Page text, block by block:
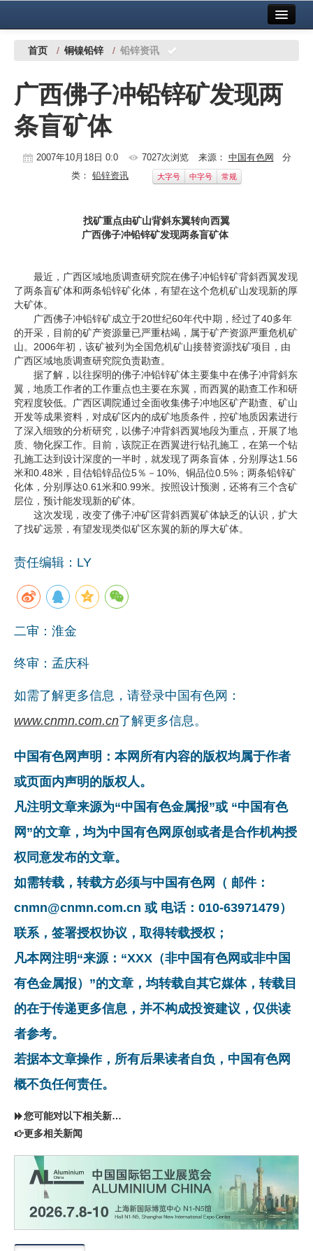
中国有色金属报社主办 广告服务
铜镍铅锌
铝
稀有稀土
地矿 建设
党建工作
企业文化
《资源再生》杂志
行情报价
数字报
首页 / 铜镍铅锌 / 铅锌资讯
广西佛子冲铅锌矿发现两
条盲矿体
2007年10月18日 0:0 7027次浏览 来源： 中国有色网 分
类： 铅锌资讯 大字号 中字号 常规
找矿重点由矿山背斜东翼转向西翼
广西佛子冲铅锌矿发现两条盲矿体
最近，广西区域地质调查研究院在佛子冲铅锌矿背斜西翼发现
了两条盲矿体和两条铅锌矿化体，有望在这个危机矿山发现新的厚
大矿体。
广西佛子冲铅锌矿成立于20世纪60年代中期，经过了40多年
的开采，目前的矿产资源量已严重枯竭，属于矿产资源严重危机矿
山。2006年初，该矿被列为全国危机矿山接替资源找矿项目，由
广西区域地质调查研究院负责勘查。
据了解，以往探明的佛子冲铅锌矿体主要集中在佛子冲背斜东
翼，地质工作者的工作重点也主要在东翼，而西翼的勘查工作和研
究程度较低。广西区调院通过全面收集佛子冲地区矿产勘查、矿山
开发等成果资料，对成矿区内的成矿地质条件，控矿地质因素进行
了深入细致的分析研究，以佛子冲背斜西翼地段为重点，开展了地
质、物化探工作。目前，该院正在西翼进行钻孔施工，在第一个钻
孔施工达到设计深度的一半时，就发现了两条盲体，分别厚达1.56
米和0.48米，目估铅锌品位5％－10%、铜品位0.5%；两条铅锌矿
化体，分别厚达0.61米和0.99米。按照设计预测，还将有三个含矿
层位，预计能发现新的矿体。
这次发现，改变了佛子冲矿区背斜西翼矿体缺乏的认识，扩大
了找矿远景，有望发现类似矿区东翼的新的厚大矿体。
责任编辑：LY
二审：淮金
终审：孟庆科
如需了解更多信息，请登录中国有色网：
www.cnmn.com.cn了解更多信息。
中国有色网声明：本网所有内容的版权均属于作者
或页面内声明的版权人。
凡注明文章来源为“中国有色金属报”或 “中国有色
网”的文章，均为中国有色网原创或者是合作机构授
权同意发布的文章。
如需转载，转载方必须与中国有色网（ 邮件：
cnmn@cnmn.com.cn 或 电话：010-63971479）
联系，签署授权协议，取得转载授权；
凡本网注明“来源：“XXX（非中国有色网或非中国
有色金属报）”的文章，均转载自其它媒体，转载目
的在于传递更多信息，并不构成投资建议，仅供读
者参考。
若据本文章操作，所有后果读者自负，中国有色网
概不负任何责任。
您可能对以下相关新闻同样感兴趣
更多相关新闻